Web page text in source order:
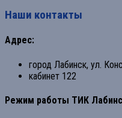
Наши контакты
Адрес:
город Лабинск, ул.
кабинет 122
Режим работы ТИК